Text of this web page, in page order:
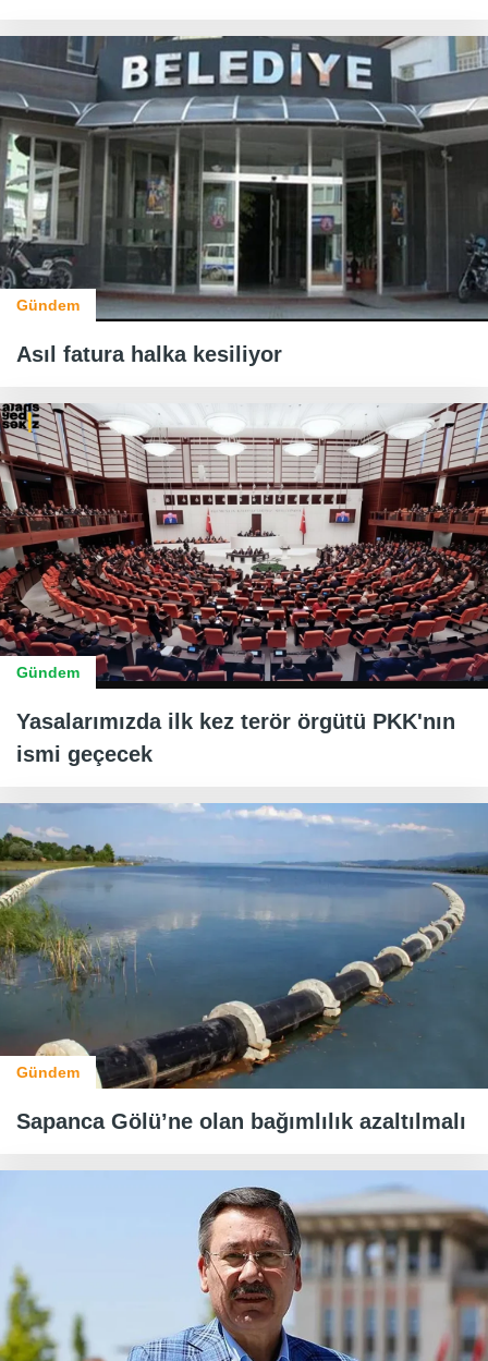
Gündem
Asıl fatura halka kesiliyor
Gündem
Yasalarımızda ilk kez terör örgütü PKK'nın
ismi geçecek
Gündem
Sapanca Gölü’ne olan bağımlılık azaltılmalı